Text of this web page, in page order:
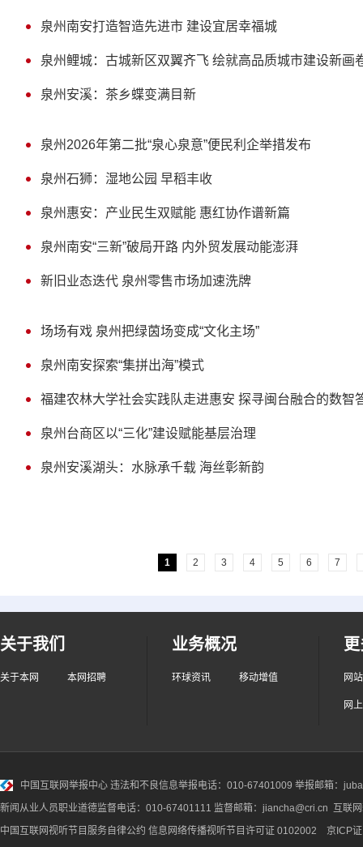
泉州南安打造智造先进市 建设宜居幸福城
泉州鲤城：古城新区双翼齐飞 绘就高品质城市建设新画
泉州安溪：茶乡蝶变满目新
泉州2026年第二批“泉心泉意”便民利企举措发布
泉州石狮：湿地公园 早稻丰收
泉州惠安：产业民生双赋能 惠红协作谱新篇
泉州南安“三新”破局开路 内外贸发展动能澎湃
新旧业态迭代 泉州零售市场加速洗牌
场场有戏 泉州把绿茵场变成“文化主场”
泉州南安探索“集拼出海”模式
福建农林大学社会实践队走进惠安 探寻闽台融合的数智
泉州台商区以“三化”建设赋能基层治理
泉州安溪湖头：水脉承千载 海丝彰新韵
1 2 3 4 5 6 7
关于我们
关于本网 本网招聘
业务概况
环球资讯 移动增值 网
网
中国互联网举报中心 违法和不良信息举报电话：010-67401009 举报邮箱：
新闻从业人员职业道德监督电话：010-67401111 监督邮箱：jiancha@cri.cn 互联
中国互联网视听节目服务自律公约 信息网络传播视听节目许可证 0102002 京ICP